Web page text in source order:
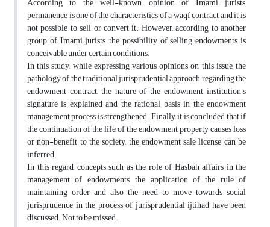
permanence is one of the characteristics of a waqf contract and it is
not possible to sell or convert it. However, according to another
group of Imami jurists, the possibility of selling endowments is
conceivable under certain conditions.
In this study, while expressing various opinions on this issue, the
pathology of the traditional jurisprudential approach regarding the
endowment contract, the nature of the endowment institution's
signature is explained and the rational basis in the endowment
management process is strengthened. Finally, it is concluded that if
the continuation of the life of the endowment property causes loss
or non-benefit to the society, the endowment sale license can be
inferred.
In this regard, concepts such as the role of Hasbah affairs in the
management of endowments, the application of the rule of
maintaining order and also the need to move towards social
jurisprudence in the process of jurisprudential ijtihad have been
discussed. Not to be missed.